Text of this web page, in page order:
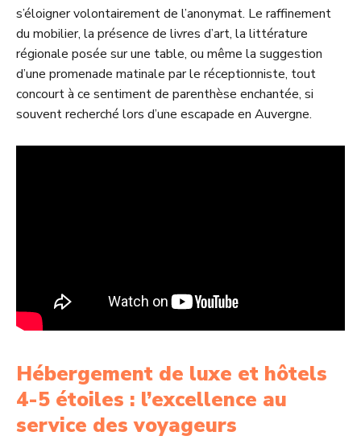
s’éloigner volontairement de l’anonymat. Le raffinement
du mobilier, la présence de livres d’art, la littérature
régionale posée sur une table, ou même la suggestion
d’une promenade matinale par le réceptionniste, tout
concourt à ce sentiment de parenthèse enchantée, si
souvent recherché lors d’une escapade en Auvergne.
Hébergement de luxe et hôtels
4-5 étoiles : l’excellence au
service des voyageurs